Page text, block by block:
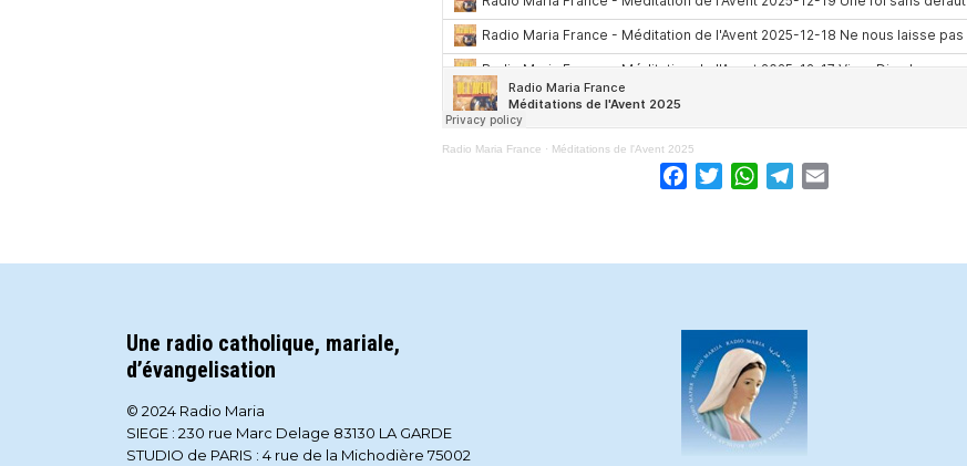
Radio Maria France · Méditations de l'Avent 2025
Facebook
TwitterWhatsApp
Telegram
Une radio catholique, mariale,
d’évangelisation
© 2024 Radio Maria
SIEGE : 230 rue Marc Delage 83130 LA GARDE
STUDIO de PARIS : 4 rue de la Michodière 75002